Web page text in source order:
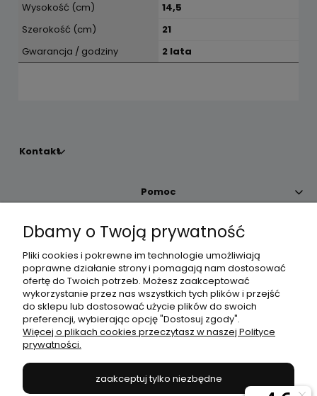
Wysokość (cm)
14,5
Szerokość (cm)
21
Gwarancja / godziny
2 lata
Kontakt
Pomoc
Moje konto
Płatności i dostawa
Informacje
Dbamy o Twoją prywatność
Pliki cookies i pokrewne im technologie umożliwiają
poprawne działanie strony i pomagają nam dostosować
ofertę do Twoich potrzeb. Możesz zaakceptować
wykorzystanie przez nas wszystkich tych plików i przejść
do sklepu lub dostosować użycie plików do swoich
preferencji, wybierając opcję "Dostosuj zgody".
Więcej o plikach cookies przeczytasz w naszej Polityce
prywatności.
zaakceptuj tylko niezbędne